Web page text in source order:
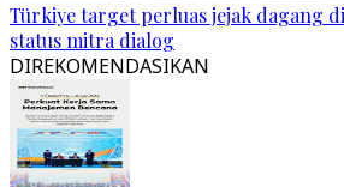
Türkiye target perluas jejak dagang
status mitra dialog
DIREKOMENDASIKAN